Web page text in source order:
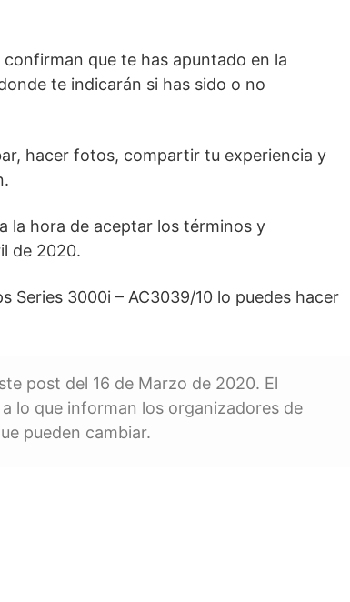
que te has apuntado en la
te indicarán si has sido o no
hacer fotos, compartir tu experiencia y
la hora de aceptar los términos y
de 2020.
Series 3000i – AC3039/10 lo puedes hacer
post del 16 de Marzo de 2020. El
lo que informan los organizadores de
pueden cambiar.